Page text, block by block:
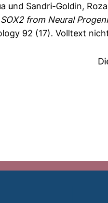
und Sandri-Goldin,
from Neural
92 (17). Volltext